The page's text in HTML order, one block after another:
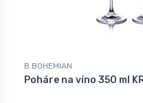
B.BOHEMIAN
Poháre na víno 350 ml